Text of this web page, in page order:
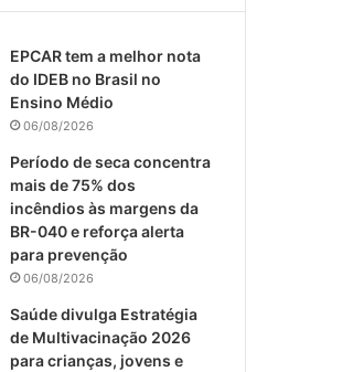
b
o
o
k
u
b
e
a
g
r
m
EPCAR tem a melhor nota
do IDEB no Brasil no
Ensino Médio
06/08/2026
Período de seca concentra
mais de 75% dos
incêndios às margens da
BR-040 e reforça alerta
para prevenção
06/08/2026
Saúde divulga Estratégia
de Multivacinação 2026
para crianças, jovens e